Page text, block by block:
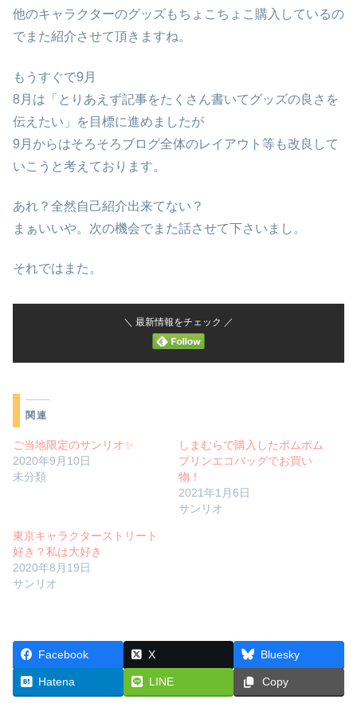
他のキャラクターのグッズもちょこちょこ購入しているの
でまた紹介させて頂きますね。
もうすぐで9月
8月は「とりあえず記事をたくさん書いてグッズの良さを
伝えたい」を目標に進めましたが
9月からはそろそろブログ全体のレイアウト等も改良して
いこうと考えております。
あれ？全然自己紹介出来てない？
まぁいいや。次の機会でまた話させて下さいまし。
それではまた。
＼ 最新情報をチェック ／
関連
ご当地限定のサンリオ✨
2020年9月10日
未分類
しまむらで購入したポムポム
プリンエコバッグでお買い
物！
2021年1月6日
サンリオ
東京キャラクターストリート
好き？私は大好き
2020年8月19日
サンリオ
Facebook X Bluesky
Hatena LINE Copy